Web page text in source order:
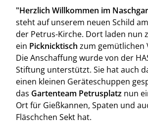
"Herzlich Willkommen im
steht auf unserem neuen Schild
der Petrus-Kirche. Dort laden nun
ein Picknicktisch zum gemütlichen
Die Anschaffung wurde von der
Stiftung unterstützt. Sie hat auch
einen kleinen Geräteschuppen
das Gartenteam Petrusplatz nun
Ort für Gießkannen, Spaten und
Fläschchen Sekt hat.